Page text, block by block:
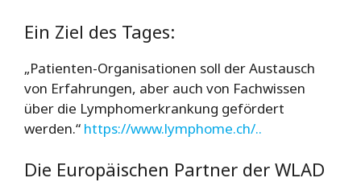
Ein Ziel des Tages:
„Patienten-Organisationen soll der Austausch
von Erfahrungen, aber auch von Fachwissen
über die Lymphomerkrankung gefördert
werden.“ https://www.lymphome.ch/..
Die Europäischen Partner der WLAD